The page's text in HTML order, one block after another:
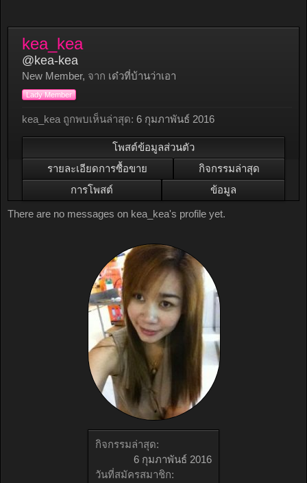
กิจกรรมล่าสุด:
6 กุมภาพันธ์ 2016
วันที่สมัครสมาชิก:
kea_kea
@kea-kea
New Member, จาก เด๋วที่บ้านว่าเอา
Lady Member
kea_kea ถูกพบเห็นล่าสุด: 6 กุมภาพันธ์ 2016
โพสต์ข้อมูลส่วนตัว
รายละเอียดการซื้อขาย
กิจกรรมล่าสุด
การโพสต์
ข้อมูล
There are no messages on kea_kea's profile yet.